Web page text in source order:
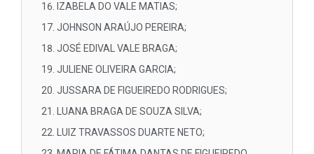
IZABELA DO VALE MATIAS;
JOHNSON ARAÚJO PEREIRA;
JOSÉ EDIVAL VALE BRAGA;
JULIENE OLIVEIRA GARCIA;
JUSSARA DE FIGUEIREDO RODRIGUES;
LUANA BRAGA DE SOUZA SILVA;
LUIZ TRAVASSOS DUARTE NETO;